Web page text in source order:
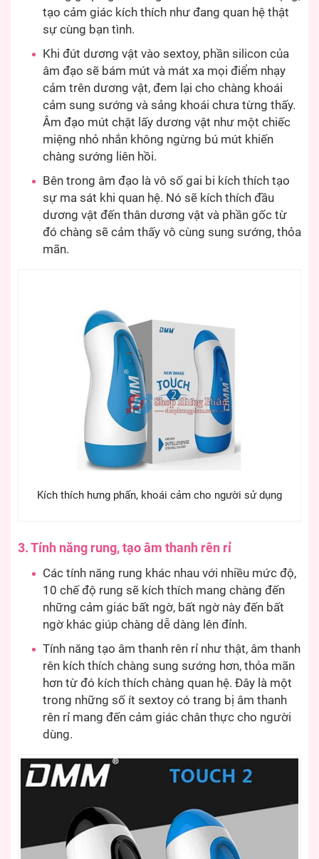
tạo cảm giác kích thích như đang quan hệ thật
sự cùng bạn tình.
Khi đút dương vật vào sextoy, phần silicon của
âm đạo sẽ bám mút và mát xa mọi điểm nhạy
cảm trên dương vật, đem lại cho chàng khoái
cảm sung sướng và sảng khoái chưa từng thấy.
Âm đạo mút chặt lấy dương vật như một chiếc
miệng nhỏ nhắn không ngừng bú mút khiến
chàng sướng liên hồi.
Bên trong âm đạo là vô số gai bi kích thích tạo
sự ma sát khi quan hệ. Nó sẽ kích thích đầu
dương vật đến thân dương vật và phần gốc từ
đó chàng sẽ cảm thấy vô cùng sung sướng, thỏa
mãn.
Kích thích hưng phấn, khoái cảm cho người sử dụng
3. Tính năng rung, tạo âm thanh rên rỉ
Các tính năng rung khác nhau với nhiều mức độ,
10 chế độ rung sẽ kích thích mang chàng đến
những cảm giác bất ngờ, bất ngờ này đến bất
ngờ khác giúp chàng dễ dàng lên đỉnh.
Tính năng tạo âm thanh rên rỉ như thật, âm thanh
rên kích thích chàng sung sướng hơn, thỏa mãn
hơn từ đó kích thích chàng quan hệ. Đây là một
trong những số ít sextoy có trang bị âm thanh
rên rỉ mang đến cảm giác chân thực cho người
dùng.